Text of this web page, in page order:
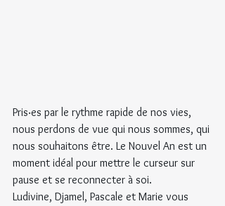
Pris‧es par le rythme rapide de nos vies,
nous perdons de vue qui nous sommes, qui
nous souhaitons être. Le Nouvel An est un
moment idéal pour mettre le curseur sur
pause et se reconnecter à soi.
Ludivine, Djamel, Pascale et Marie vous